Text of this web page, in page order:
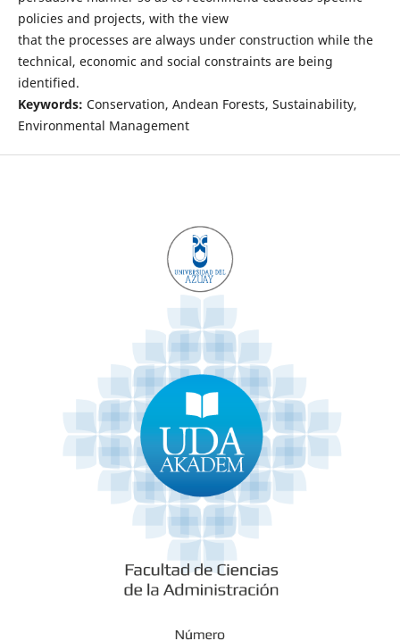
policies and projects, with the view
that the processes are always under construction while the
technical, economic and social constraints are being
identified.
Keywords: Conservation, Andean Forests, Sustainability,
Environmental Management